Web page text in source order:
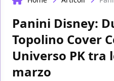
Panini Disney:
Topolino Cover
Universo PK tra
marzo